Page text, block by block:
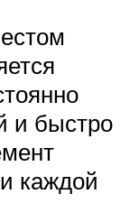
и быстро
каждой